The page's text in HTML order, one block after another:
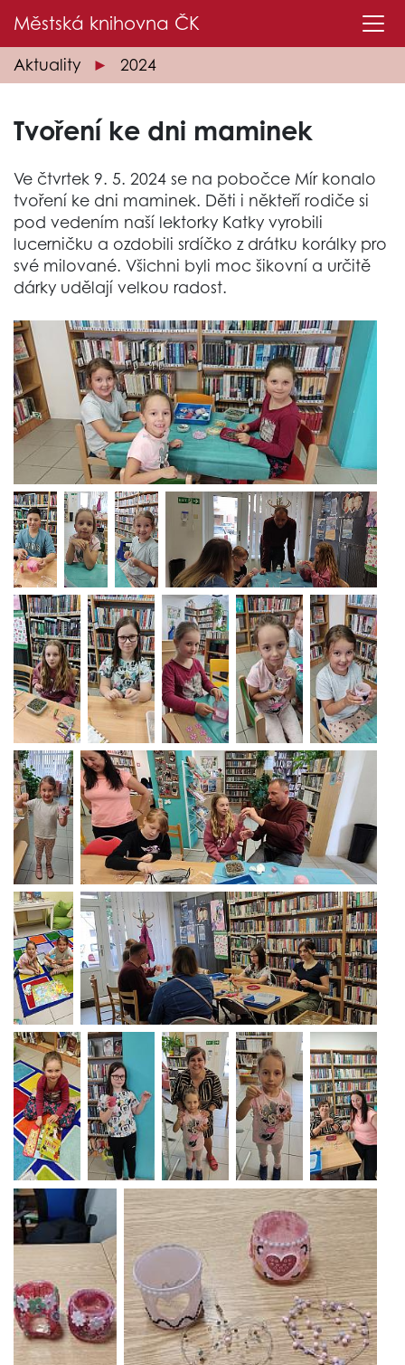
Městská knihovna ČK
Aktuality 2024
Tvoření ke dni maminek
Ve čtvrtek 9. 5. 2024 se na pobočce Mír konalo
tvoření ke dni maminek. Děti i někteří rodiče si
pod vedením naší lektorky Katky vyrobili
lucerničku a ozdobili srdíčko z drátku korálky pro
své milované. Všichni byli moc šikovní a určitě
dárky udělají velkou radost.